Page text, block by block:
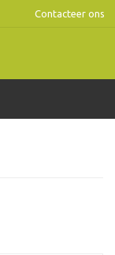
Contacteer ons